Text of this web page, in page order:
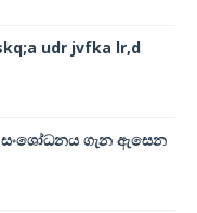
udr jvfka lr,d
සංශෝධනය ගැන ඇසෙන